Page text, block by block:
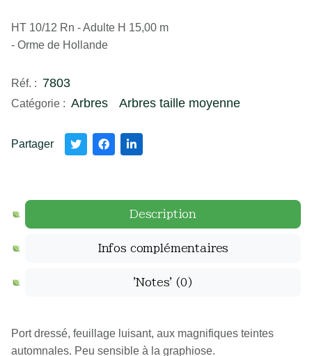
HT 10/12 Rn - Adulte H 15,00 m
- Orme de Hollande
Réf. : 7803
Catégorie : Arbres Arbres taille moyenne
Partager
Description
Infos complémentaires
'Notes' (0)
Port dressé, feuillage luisant, aux magnifiques teintes
automnales. Peu sensible à la graphiose.